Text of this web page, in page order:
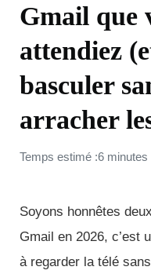
Gmail que
attendiez
basculer
arracher
Temps estimé :6 minutes
Soyons honnêtes
Gmail en 2026, c’est
à regarder la télé